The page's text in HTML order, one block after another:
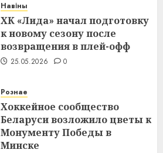
Навіны
ХК «Лида» начал подготовку
к новому сезону после
возвращения в плей-офф
25.05.2026 0
Рознае
Хоккейное сообщество
Беларуси возложило цветы к
Монументу Победы в
Минске